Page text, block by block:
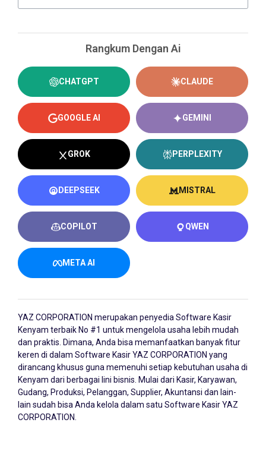
Rangkum Dengan Ai
CHATGPT CLAUDE
GOOGLE AI GEMINI
GROK PERPLEXITY
DEEPSEEK MISTRAL
COPILOT QWEN
META AI
YAZ CORPORATION merupakan penyedia Software Kasir
Kenyam terbaik No #1 untuk mengelola usaha lebih mudah
dan praktis. Dimana, Anda bisa memanfaatkan banyak fitur
keren di dalam Software Kasir YAZ CORPORATION yang
dirancang khusus guna memenuhi setiap kebutuhan usaha di
Kenyam dari berbagai lini bisnis. Mulai dari Kasir, Karyawan,
Gudang, Produksi, Pelanggan, Supplier, Akuntansi dan lain-
lain sudah bisa Anda kelola dalam satu Software Kasir YAZ
CORPORATION.